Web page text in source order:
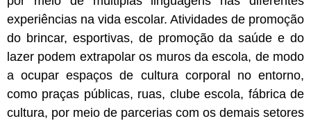
experiências na vida escolar. Atividades de promoção
do brincar, esportivas, de promoção da saúde e do
lazer podem extrapolar os muros da escola, de modo
a ocupar espaços de cultura corporal no entorno,
como praças públicas, ruas, clube escola, fábrica de
cultura, por meio de parcerias com os demais setores